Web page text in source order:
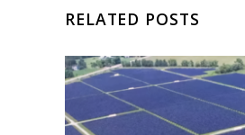
RELATED POSTS